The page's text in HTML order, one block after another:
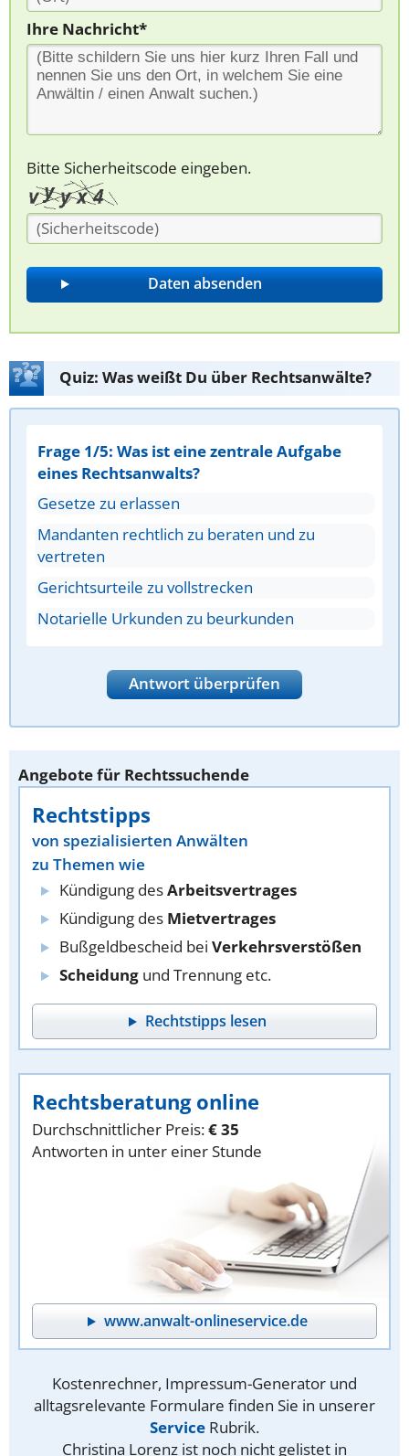
Ihre Nachricht*
Bitte Sicherheitscode eingeben.
Quiz: Was weißt Du über Rechtsanwälte?
Frage 1/5: Was ist eine zentrale Aufgabe
eines Rechtsanwalts?
Gesetze zu erlassen
Mandanten rechtlich zu beraten und zu
vertreten
Gerichtsurteile zu vollstrecken
Notarielle Urkunden zu beurkunden
Antwort überprüfen
Angebote für Rechtssuchende
Rechtstipps
von spezialisierten Anwälten
zu Themen wie
Kündigung desArbeitsvertrages
Kündigung des Mietvertrages
Bußgeldbescheid bei Verkehrsverstößen
Scheidung und Trennung etc.
Rechtstipps lesen
Rechtsberatung online
Durchschnittlicher Preis:€ 35
Antworten in unter einer Stunde
www.anwalt-onlineservice.de
Kostenrechner, Impressum-Generator und
alltagsrelevante Formulare finden Sie in unserer
Service Rubrik.
Christina Lorenz ist noch nicht gelistet in